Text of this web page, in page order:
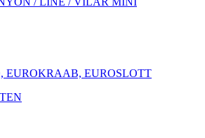
EUROKRAAB, EUROSLOTT